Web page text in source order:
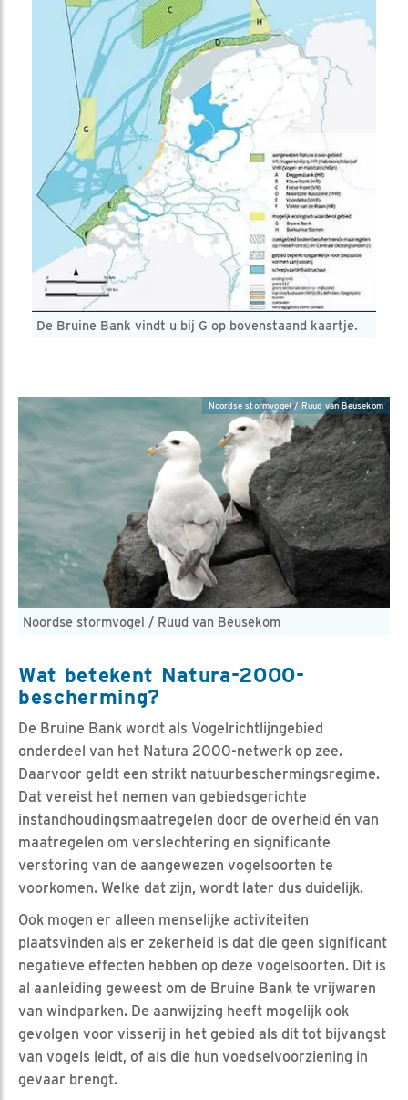
De Bruine Bank vindt u bij G op bovenstaand kaartje.
Noordse stormvogel / Ruud van Beusekom
Noordse stormvogel / Ruud van Beusekom
Wat betekent Natura-2000-
bescherming?
De Bruine Bank wordt als Vogelrichtlijngebied
onderdeel van het Natura 2000-netwerk op zee.
Daarvoor geldt een strikt natuurbeschermingsregime.
Dat vereist het nemen van gebiedsgerichte
instandhoudingsmaatregelen door de overheid én van
maatregelen om verslechtering en significante
verstoring van de aangewezen vogelsoorten te
voorkomen. Welke dat zijn, wordt later dus duidelijk.
Ook mogen er alleen menselijke activiteiten
plaatsvinden als er zekerheid is dat die geen significant
negatieve effecten hebben op deze vogelsoorten. Dit is
al aanleiding geweest om de Bruine Bank te vrijwaren
van windparken. De aanwijzing heeft mogelijk ook
gevolgen voor visserij in het gebied als dit tot bijvangst
van vogels leidt, of als die hun voedselvoorziening in
gevaar brengt.